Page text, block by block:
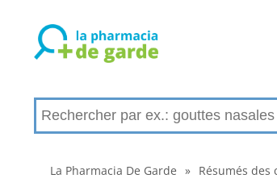
La Pharmacia De Garde » Résumés des